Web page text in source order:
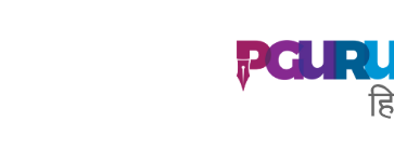
PGurus
Hindi